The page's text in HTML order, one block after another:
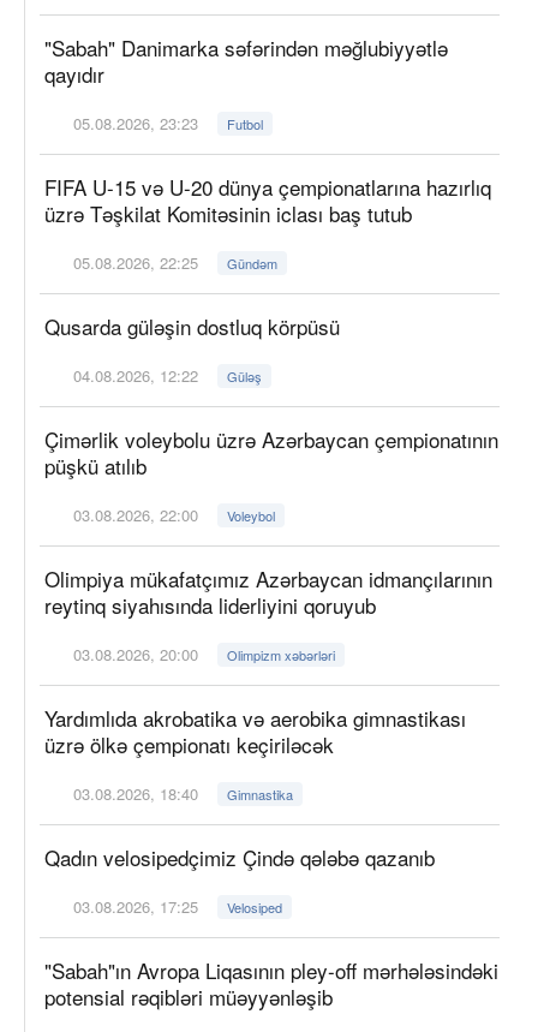
"Sabah" Danimarka səfərindən məğlubiyyətlə
qayıdır
05.08.2026, 23:23 Futbol
FIFA U-15 və U-20 dünya çempionatlarına hazırlıq
üzrə Təşkilat Komitəsinin iclası baş tutub
05.08.2026, 22:25 Gündəm
Qusarda güləşin dostluq körpüsü
04.08.2026, 12:22 Güləş
Çimərlik voleybolu üzrə Azərbaycan çempionatının
püşkü atılıb
03.08.2026, 22:00 Voleybol
Olimpiya mükafatçımız Azərbaycan idmançılarının
reytinq siyahısında liderliyini qoruyub
03.08.2026, 20:00 Olimpizm xəbərləri
Yardımlıda akrobatika və aerobika gimnastikası
üzrə ölkə çempionatı keçiriləcək
03.08.2026, 18:40 Gimnastika
Qadın velosipedçimiz Çində qələbə qazanıb
03.08.2026, 17:25 Velosiped
"Sabah"ın Avropa Liqasının pley-off mərhələsindəki
potensial rəqibləri müəyyənləşib